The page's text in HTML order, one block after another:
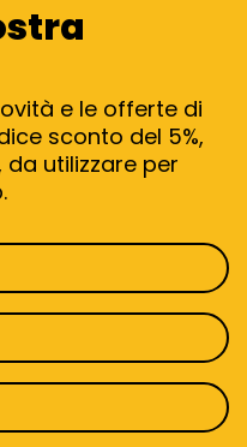
e le offerte di
sconto del 5%,
utilizzare per